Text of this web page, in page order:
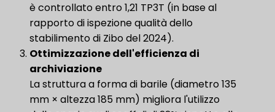
è controllato entro 1,21 TP3T (in base al
rapporto di ispezione qualità dello
stabilimento di Zibo del 2024).
Ottimizzazione dell'efficienza di
archiviazione
La struttura a forma di barile (diametro 135
mm × altezza 185 mm) migliora l'utilizzo